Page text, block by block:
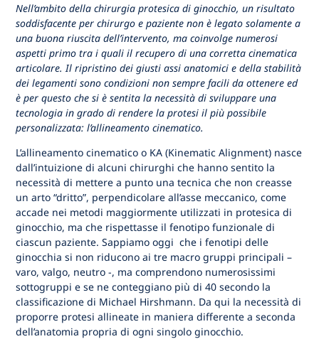
Nell’ambito della chirurgia protesica di ginocchio, un risultato
soddisfacente per chirurgo e paziente non è legato solamente a
una buona riuscita dell’intervento, ma coinvolge numerosi
aspetti primo tra i quali il recupero di una corretta cinematica
articolare. Il ripristino dei giusti assi anatomici e della stabilità
dei legamenti sono condizioni non sempre facili da ottenere ed
è per questo che si è sentita la necessità di sviluppare una
tecnologia in grado di rendere la protesi il più possibile
personalizzata: l’allineamento cinematico.
L’allineamento cinematico o KA (Kinematic Alignment) nasce
dall’intuizione di alcuni chirurghi che hanno sentito la
necessità di mettere a punto una tecnica che non creasse
un arto “dritto”, perpendicolare all’asse meccanico, come
accade nei metodi maggiormente utilizzati in protesica di
ginocchio, ma che rispettasse il fenotipo funzionale di
ciascun paziente. Sappiamo oggi che i fenotipi delle
ginocchia si non riducono ai tre macro gruppi principali –
varo, valgo, neutro -, ma comprendono numerosissimi
sottogruppi e se ne conteggiano più di 40 secondo la
classificazione di Michael Hirshmann. Da qui la necessità di
proporre protesi allineate in maniera differente a seconda
dell’anatomia propria di ogni singolo ginocchio.